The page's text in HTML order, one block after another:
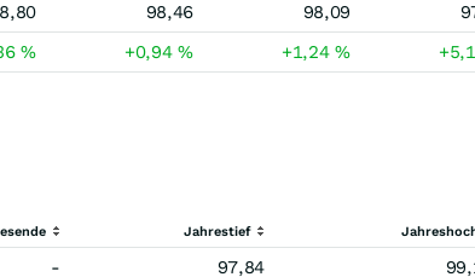
98,46 98,09
% +0,94% +1,24%
Jahrestief
- 97,84